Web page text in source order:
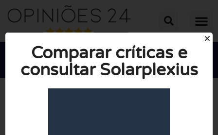
Comparar críticas e
consultar Solarplexius